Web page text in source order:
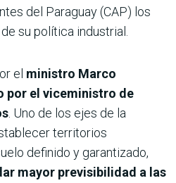
del Paraguay (CAP) los
su política industrial.
el ministro Marco
por el viceministro de
. Uno de los ejes de la
territorios
definido y garantizado,
mayor previsibilidad a las